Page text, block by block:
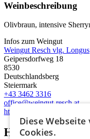
Weinbeschreibung
Olivbraun, intensive
Infos zum Weingut
Weingut Resch vlg. Longus
Geipersdorfweg 18
8530
Deutschlandsberg
Steiermark
+43 3462 3316
office@weingut-resch.at
https://www.weingut-
Homepage
Diese
Cookies.